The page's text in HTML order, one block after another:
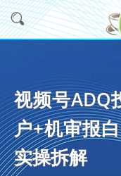
视频号ADQ
户+机审报
实操拆解